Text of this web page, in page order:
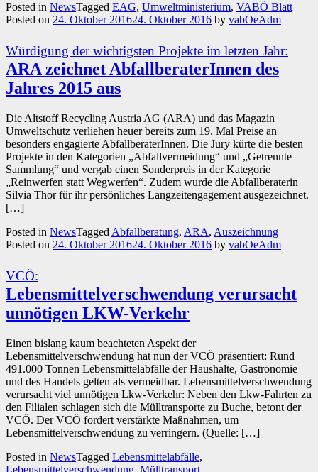
Posted in NewsTagged EAG, Umweltministerium, VABÖ Blatt
Posted on 24. Oktober 201624. Oktober 2016 by vabOeAdm
Würdigung der wichtigsten Projekte im letzten Jahr:
ARA zeichnet AbfallberaterInnen des
Jahres 2015 aus
Die Altstoff Recycling Austria AG (ARA) und das Magazin
Umweltschutz verliehen heuer bereits zum 19. Mal Preise an
besonders engagierte AbfallberaterInnen. Die Jury kürte die besten
Projekte in den Kategorien „Abfallvermeidung“ und „Getrennte
Sammlung“ und vergab einen Sonderpreis in der Kategorie
„Reinwerfen statt Wegwerfen“. Zudem wurde die Abfallberaterin
Silvia Thor für ihr persönliches Langzeitengagement ausgezeichnet.
[…]
Posted in NewsTagged Abfallberatung, ARA, Auszeichnung
Posted on 24. Oktober 201624. Oktober 2016 by vabOeAdm
VCÖ:
Lebensmittelverschwendung verursacht
unnötigen LKW-Verkehr
Einen bislang kaum beachteten Aspekt der
Lebensmittelverschwendung hat nun der VCÖ präsentiert: Rund
491.000 Tonnen Lebensmittelabfälle der Haushalte, Gastronomie
und des Handels gelten als vermeidbar. Lebensmittelverschwendung
verursacht viel unnötigen Lkw-Verkehr: Neben den Lkw-Fahrten zu
den Filialen schlagen sich die Mülltransporte zu Buche, betont der
VCÖ. Der VCÖ fordert verstärkte Maßnahmen, um
Lebensmittelverschwendung zu verringern. (Quelle: […]
Posted in NewsTagged Lebensmittelabfälle,
Lebensmittelverschwendung, Mülltransport